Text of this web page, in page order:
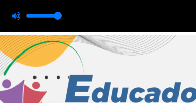
Rede Aparecida